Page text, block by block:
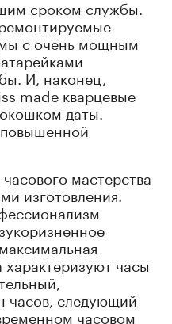
сроком службы.
с очень мощным
И, наконец,
made кварцевые
даты.
мастерства
изготовления.
характеризуют часы
часов, следующий
часовом